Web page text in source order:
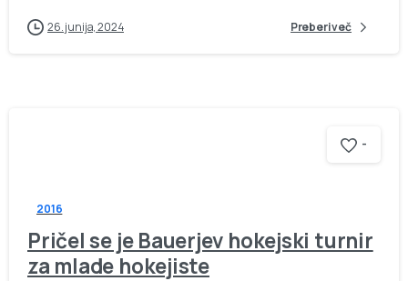
26. junija, 2024 Preberi več
-
2016
Pričel se je Bauerjev hokejski turnir
za mlade hokejiste